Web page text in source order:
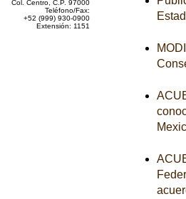
Col. Centro, C.P. 97000
Teléfono/Fax:
+52 (999) 930-0900
Extensión: 1151